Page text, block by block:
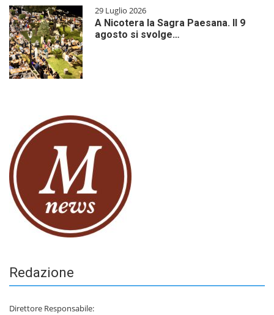
29 Luglio 2026
A Nicotera la Sagra Paesana. Il 9
agosto si svolge…
Redazione
Direttore Responsabile: